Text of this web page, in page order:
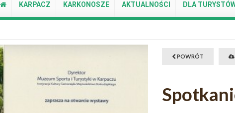
KARPACZ KARKONOSZE AKTUALNOŚCI DLA
POWRÓT